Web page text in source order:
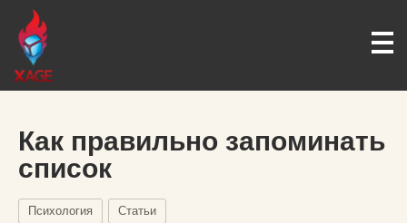
Как правильно запоминать
список
Психология Статьи